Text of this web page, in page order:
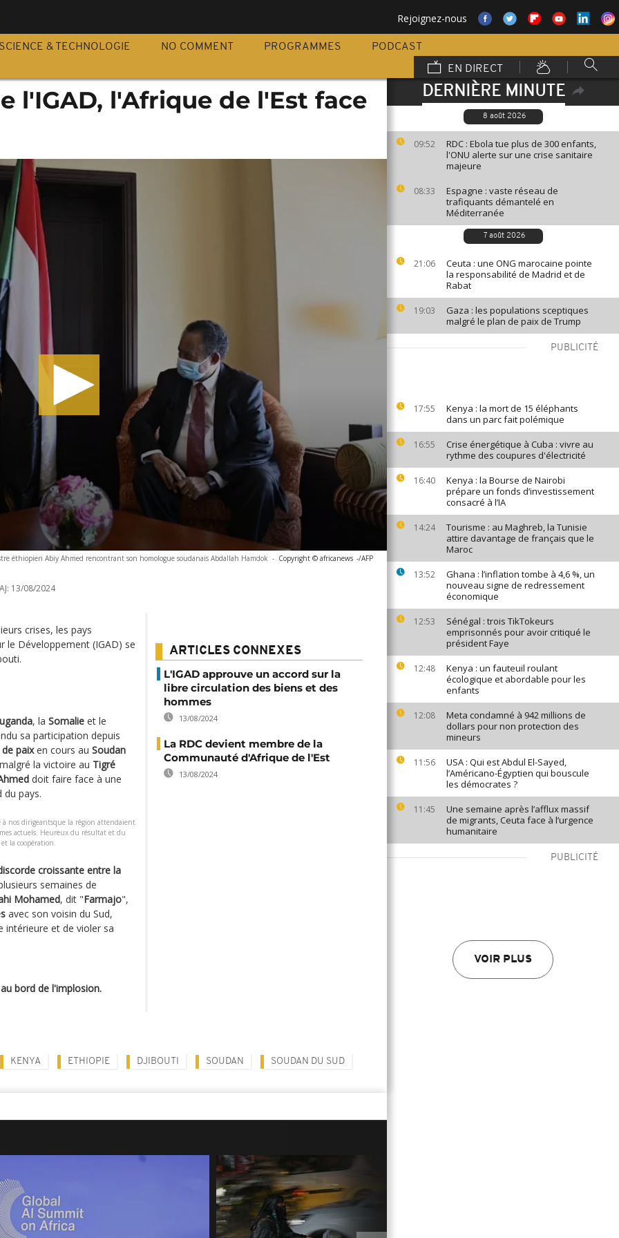
Rejoignez-nous
SCIENCE & TECHNOLOGIE NO COMMENT PROGRAMMES
PODCAST
EN DIRECT
DERNIÈRE MINUTE
8 août 2026
09:52
RDC : Ebola tue plus de 300 enfants,
l'ONU alerte sur une crise sanitaire
majeure
08:33
Espagne : vaste réseau de
trafiquants démantelé en
Méditerranée
7 août 2026
21:06
Ceuta : une ONG marocaine pointe
la responsabilité de Madrid et de
Rabat
19:03
Gaza : les populations sceptiques
malgré le plan de paix de Trump
PUBLICITÉ
17:55
Kenya : la mort de 15 éléphants
dans un parc fait polémique
16:55
Crise énergétique à Cuba : vivre au
rythme des coupures d'électricité
16:40
Kenya : la Bourse de Nairobi
prépare un fonds d’investissement
consacré à l’IA
14:24
Tourisme : au Maghreb, la Tunisie
attire davantage de français que le
Maroc
13:52
Ghana : l’inflation tombe à 4,6 %, un
nouveau signe de redressement
économique
12:53
Sénégal : trois TikTokeurs
emprisonnés pour avoir critiqué le
président Faye
12:48
Kenya : un fauteuil roulant
écologique et abordable pour les
enfants
12:08
Meta condamné à 942 millions de
dollars pour non protection des
mineurs
11:56
USA : Qui est Abdul El-Sayed,
l’Américano-Égyptien qui bouscule
les démocrates ?
11:45
Une semaine après l’afflux massif
de migrants, Ceuta face à l’urgence
humanitaire
PUBLICITÉ
VOIR PLUS
l'IGAD, l'Afrique de l'Est face
éthiopien Abiy Ahmed rencontrant son homologue soudanais Abdallah Hamdok - Copyright © africanews -/AFP
13/08/2024
crises, les pays
le Développement (IGAD) se
, la Somalie et le
sa participation depuis
paixen cours au Soudan
la victoire au Tigré
doit faire face à une
du pays.
nos dirigeantsque la région attendaient
actuels. Heureux du résultat et du
la coopération.
croissante entre la
semaines de
Mohamed, dit "Farmajo",
avec son voisin du Sud,
intérieure et de violer sa
bord de l'implosion.
ARTICLES CONNEXES
L'IGAD approuve un accord sur la
libre circulation des biens et des
hommes
13/08/2024
La RDC devient membre de la
Communauté d'Afrique de l'Est
13/08/2024
KENYA ETHIOPIE DJIBOUTI SOUDAN SOUDAN DU SUD